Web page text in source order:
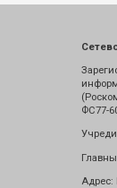
ФС77-
Адрес: